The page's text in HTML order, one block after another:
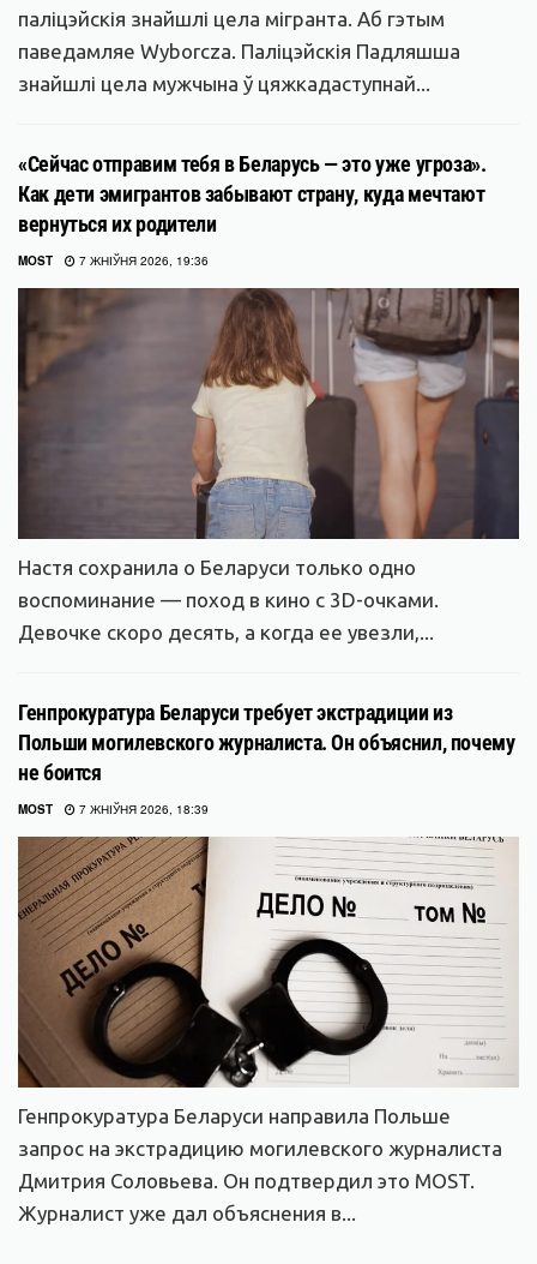
паліцэйскія знайшлі цела мігранта. Аб гэтым
паведамляе Wyborcza. Паліцэйскія Падляшша
знайшлі цела мужчына ў цяжкадаступнай...
«Сейчас отправим тебя в Беларусь — это уже угроза».
Как дети эмигрантов забывают страну, куда мечтают
вернуться их родители
MOST 7 ЖНІЎНЯ 2026, 19:36
Настя сохранила о Беларуси только одно
воспоминание — поход в кино с 3D-очками.
Девочке скоро десять, а когда ее увезли,...
Генпрокуратура Беларуси требует экстрадиции из
Польши могилевского журналиста. Он объяснил, почему
не боится
MOST 7 ЖНІЎНЯ 2026, 18:39
Генпрокуратура Беларуси направила Польше
запрос на экстрадицию могилевского журналиста
Дмитрия Соловьева. Он подтвердил это MOST.
Журналист уже дал объяснения в...